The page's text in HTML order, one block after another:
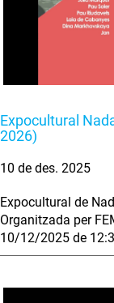
Expocultural
2026)
10 de des. 2025
Expocultural de
Organitzada per
10/12/2025 de